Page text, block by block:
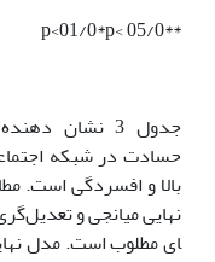
**p<01/0*p< 05/0
جدول 3 نشان
حسادت در شبکه
بالا و افسردگی است.
ای مطلوب است. مدل